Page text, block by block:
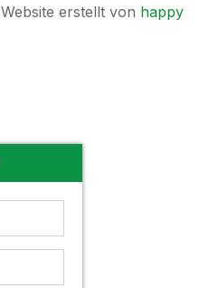
Website erstellt von happy